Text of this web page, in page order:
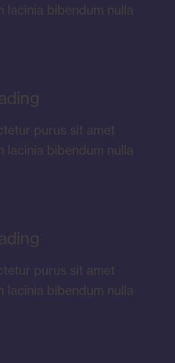
lacinia bibendum nulla
purus sit amet
lacinia bibendum nulla
purus sit amet
lacinia bibendum nulla